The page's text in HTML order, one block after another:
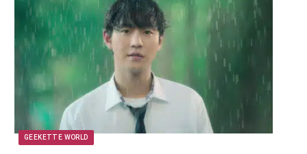
GEEKETTE WORLD